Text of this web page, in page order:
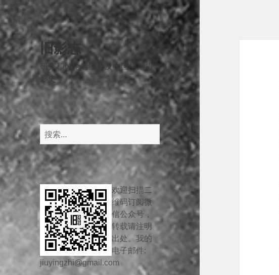
旧影志
研究和讨论老照片及中国早期摄
影史
搜
欢迎扫描二
维码订阅微
信公众号，
转载请注明
出处。我的
电子邮件:
jiuyingzhi@gmail.com